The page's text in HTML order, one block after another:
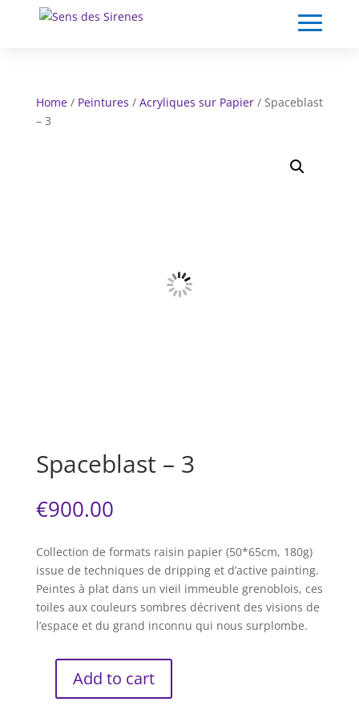
Home/ Peintures / Acryliques sur Papier/ Spaceblast
– 3
Spaceblast – 3
€900.00
Collection de formats raisin papier (50*65cm, 180g)
issue de techniques de dripping et d’active painting.
Peintes à plat dans un vieil immeuble grenoblois, ces
toiles aux couleurs sombres décrivent des visions de
l’espace et du grand inconnu qui nous surplombe.
SpaceblastAdd to cart